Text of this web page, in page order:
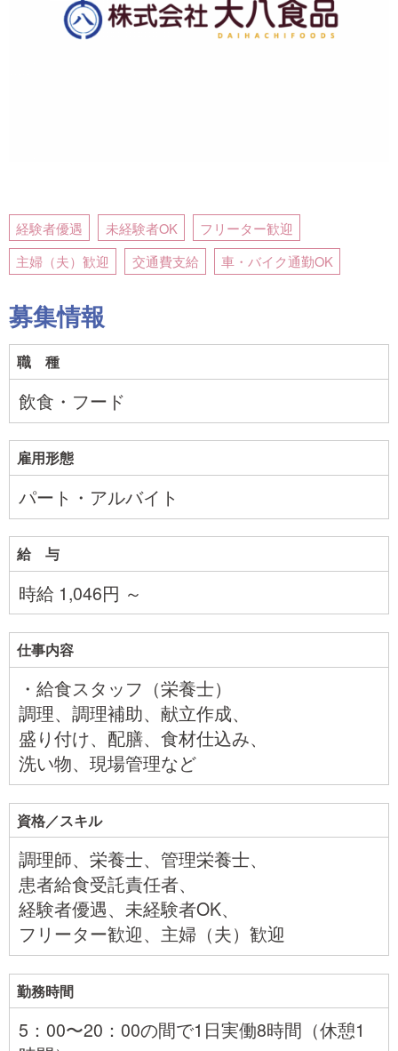
経験者優遇 未経験者OK
フリーター歓迎
主婦（夫）歓迎
交通費支給 車・バイク通勤OK
募集情報
職 種
飲食・フード
雇用形態
パート・アルバイト
給 与
時給 1,046円 ～
仕事内容
・給食スタッフ（栄養士）
調理、調理補助、献立作成、
盛り付け、配膳、食材仕込み、
洗い物、現場管理など
資格／スキル
調理師、栄養士、管理栄養士、
患者給食受託責任者、
経験者優遇、未経験者OK、
フリーター歓迎、主婦（夫）歓迎
勤務時間
5：00〜20：00の間で1日実働8時間（休憩1